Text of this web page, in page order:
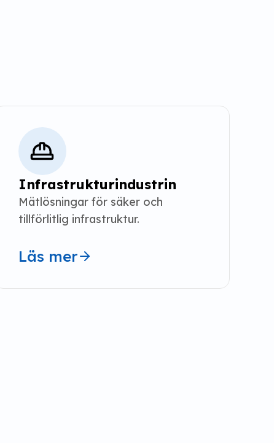
Infrastrukturindustrin
Mätlösningar för säker och
tillförlitlig infrastruktur.
Läs mer